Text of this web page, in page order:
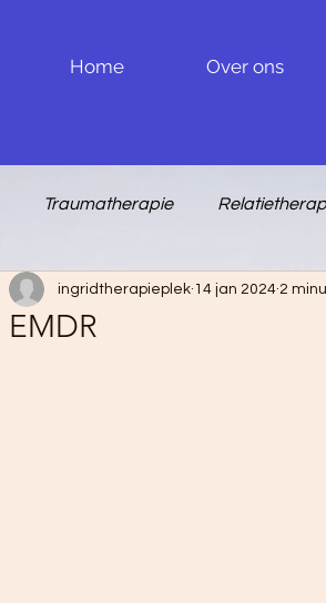
Home Over ons
Traumatherapie
EMDR
ingridtherapieplek 14 jan 2024 2